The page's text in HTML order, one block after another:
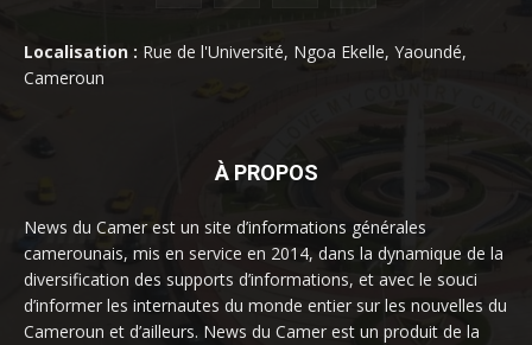
Localisation : Rue de l'Université, Ngoa Ekelle, Yaoundé,
Cameroun
À PROPOS
News du Camer est un site d’informations générales
camerounais, mis en service en 2014, dans la dynamique de la
diversification des supports d’informations, et avec le souci
d’informer les internautes du monde entier sur les nouvelles du
Cameroun et d’ailleurs. News du Camer est un produit de la